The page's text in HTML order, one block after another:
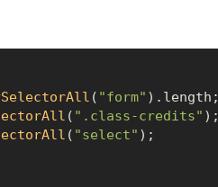
( "form" ). length ;
( ".class-credits" );
( "select" );